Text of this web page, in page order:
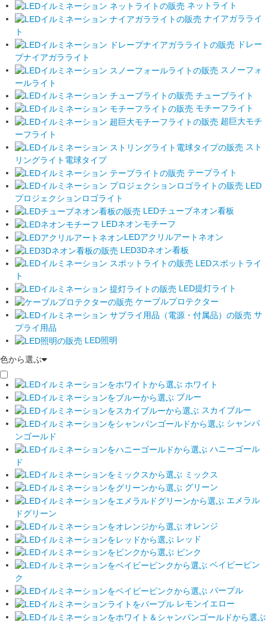
ネットライト
ナイアガラライ
ト
ドレー
プナイアガラライト
スノーフォ
ールライト
チューブライト
モチーフライト
超巨大モチ
ーフライト
スト
リングライト電球タイプ
テープライト
LED
プロジェクションロゴライト
LEDチューブネオン看板
LEDネオンモチーフ
LEDアクリルアートネオン
LED3Dネオン看板
LEDスポットライ
ト
LED提灯ライト
ケーブルプロテクター
サ
プライ用品
LED照明
色から選ぶ
ホワイト
ブルー
スカイブルー
シャンパ
ンゴールド
ハニーゴール
ド
ミックス
グリーン
エメラル
ドグリーン
オレンジ
レッド
ピンク
ベイビーピン
ク
パープル
レモンイエロー